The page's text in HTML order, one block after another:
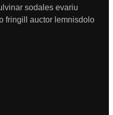
sodales evariu
fringill auctor lemnisdolo